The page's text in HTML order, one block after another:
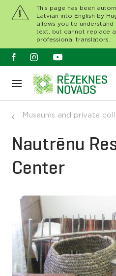
This page has been
Latvian into English by
allows you to understand
text, but cannot replace
professional translators.
Museums and private
Nautrēnu
Center